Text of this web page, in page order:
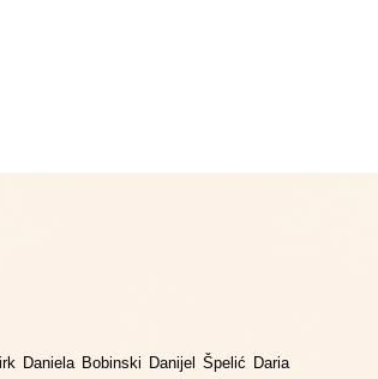
Daniela Bobinski Danijel Špelić Daria